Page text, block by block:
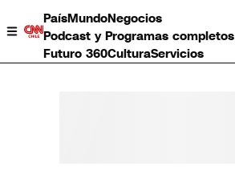
PaísMundoNegocios
Podcast y Programas completos
Futuro 360CulturaServicios